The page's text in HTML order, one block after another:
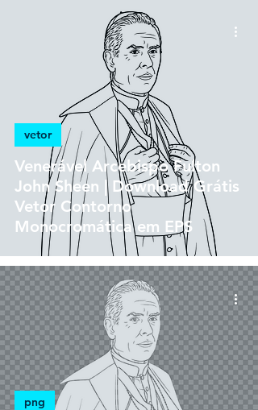
Venerável Arcebispo Fulton
John Sheen | Download Grátis
Vetor Contorno
Monocromática em EPS
vetor
png